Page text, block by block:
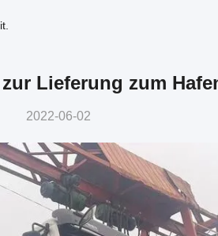
Lieferung zum
2022-06-02